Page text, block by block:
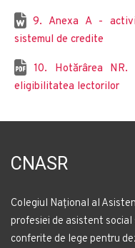
9. Anexa A -
sistemul de credite
10. Hotărârea
eligibilitatea lectorilor
CNASR
Colegiul Național al
profesiei de asistent
conferite de lege pentru